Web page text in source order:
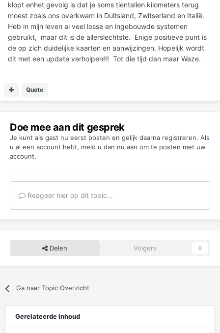
klopt enhet gevolg is dat je soms tientallen kilometers terug
moest zoals ons overkwam in Duitsland, Zwitserland en Italië.
Heb in mijn leven al veel losse en ingebouwde systemen
gebruikt, maar dit is de allerslechtste. Enige positieve punt is
de op zich duidelijke kaarten en aanwijzingen. Hopelijk wordt
dit met een update verholpen!!! Tot die tijd dan maar Waze.
Quote
Doe mee aan dit gesprek
Je kunt als gast nu eerst posten en gelijk daarna registreren. Als
u al een account hebt, meld u dan nu aan om te posten met uw
account.
Reageer hier op dit topic...
Delen Volgers 0
Ga naar Topic Overzicht
Gerelateerde Inhoud